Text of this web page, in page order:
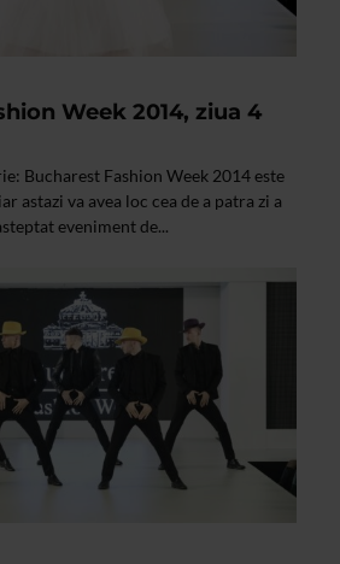
Week 2014, ziua 4
Bucharest Fashion Week 2014 este
astazi va avea loc cea de a patra zi a
eveniment de...